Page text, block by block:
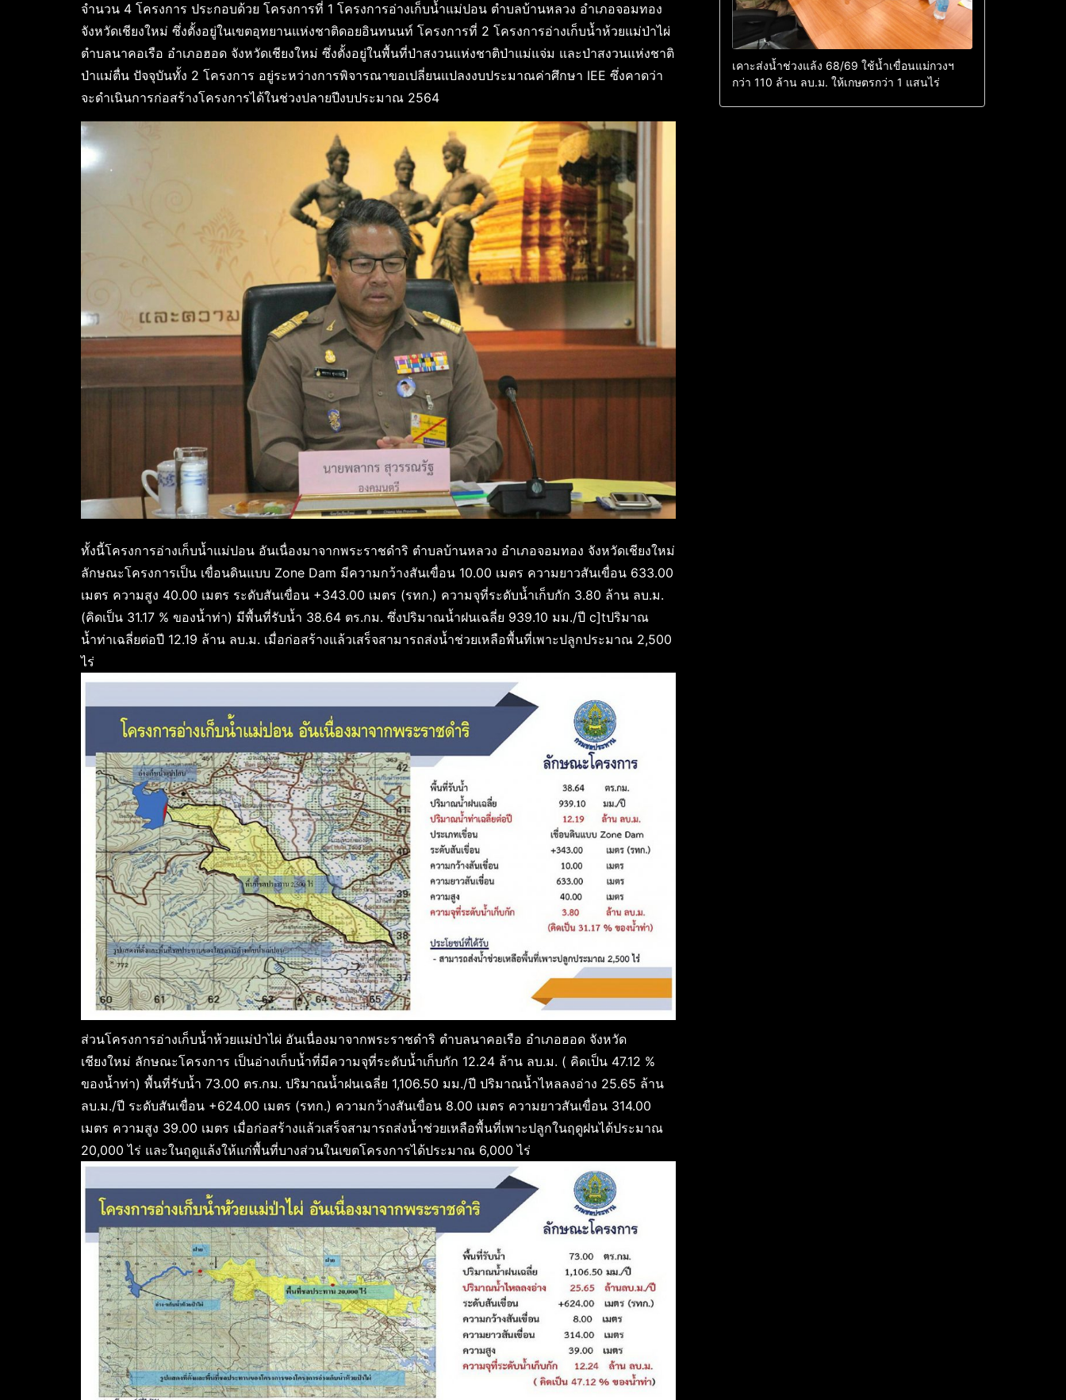
จำนวน 4 โครงการ ประกอบด้วย โครงการที่ 1 โครงการอ่างเก็บน้ำแม่ปอน ตำบลบ้านหลวง อำเภอจอมทอง
จังหวัดเชียงใหม่ ซึ่งตั้งอยู่ในเขตอุทยานแห่งชาติดอยอินทนนท์ โครงการที่ 2 โครงการอ่างเก็บน้ำห้วยแม่ป่าไผ่
ตำบลนาคอเรือ อำเภอฮอด จังหวัดเชียงใหม่ ซึ่งตั้งอยู่ในพื้นที่ป่าสงวนแห่งชาติป่าแม่แจ่ม และป่าสงวนแห่งชาติ
ป่าแม่ตื่น ปัจจุบันทั้ง 2 โครงการ อยู่ระหว่างการพิจารณาขอเปลี่ยนแปลงงบประมาณค่าศึกษา IEE ซึ่งคาดว่า
จะดำเนินการก่อสร้างโครงการได้ในช่วงปลายปีงบประมาณ 2564
ทั้งนี้โครงการอ่างเก็บน้ำแม่ปอน อันเนื่องมาจากพระราชดำริ ตำบลบ้านหลวง อำเภอจอมทอง จังหวัดเชียงใหม่
ลักษณะโครงการเป็น เขื่อนดินแบบ Zone Dam มีความกว้างสันเขื่อน 10.00 เมตร ความยาวสันเขื่อน 633.00
เมตร ความสูง 40.00 เมตร ระดับสันเขื่อน +343.00 เมตร (รทก.) ความจุที่ระดับน้ำเก็บกัก 3.80 ล้าน ลบ.ม.
(คิดเป็น 31.17 % ของน้ำท่า) มีพื้นที่รับน้ำ 38.64 ตร.กม. ซึ่งปริมาณน้ำฝนเฉลี่ย 939.10 มม./ปี c]tปริมาณ
น้ำท่าเฉลี่ยต่อปี 12.19 ล้าน ลบ.ม. เมื่อก่อสร้างแล้วเสร็จสามารถส่งน้ำช่วยเหลือพื้นที่เพาะปลูกประมาณ 2,500
ไร่
ส่วนโครงการอ่างเก็บน้ำห้วยแม่ป่าไผ่ อันเนื่องมาจากพระราชดำริ ตำบลนาคอเรือ อำเภอฮอด จังหวัด
เชียงใหม่ ลักษณะโครงการ เป็นอ่างเก็บน้ำที่มีความจุที่ระดับน้ำเก็บกัก 12.24 ล้าน ลบ.ม. ( คิดเป็น 47.12 %
ของน้ำท่า) พื้นที่รับน้ำ 73.00 ตร.กม. ปริมาณน้ำฝนเฉลี่ย 1,106.50 มม./ปี ปริมาณน้ำไหลลงอ่าง 25.65 ล้าน
ลบ.ม./ปี ระดับสันเขื่อน +624.00 เมตร (รทก.) ความกว้างสันเขื่อน 8.00 เมตร ความยาวสันเขื่อน 314.00
เมตร ความสูง 39.00 เมตร เมื่อก่อสร้างแล้วเสร็จสามารถส่งน้ำช่วยเหลือพื้นที่เพาะปลูกในฤดูฝนได้ประมาณ
20,000 ไร่ และในฤดูแล้งให้แก่พื้นที่บางส่วนในเขตโครงการได้ประมาณ 6,000 ไร่
เคาะส่งน้ำช่วงแล้ง 68/69 ใช้น้ำเขื่อนแม่กวงฯ
กว่า 110 ล้าน ลบ.ม. ให้เกษตรกว่า 1 แสนไร่